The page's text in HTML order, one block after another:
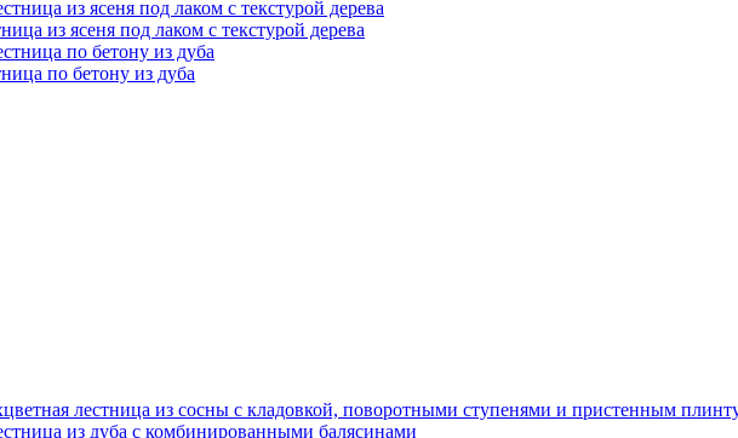
из ясеня под лаком с текстурой дерева
по бетону из дуба
лестница из сосны с кладовкой, поворотными ступенями и пристенным